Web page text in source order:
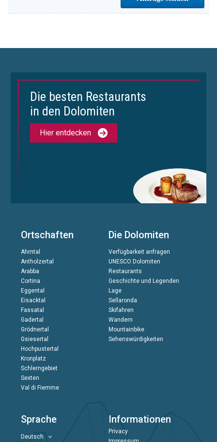
Die besten Restaurants
in den Dolomiten
Hier entdecken
Ortschaften
Ahrntal
Antholzertal
Arabba
Cortina
Eggental
Eisacktal
Fassatal
Gadertal
Grödnertal
Gsiesertal
Hochpustertal
Kronplatz
Schlerngebiet
Sexten
Val di Fiemme
Die Dolomiten
Verfügbarkeit anfragen
UNESCO Dolomiten
Restaurants
Geschichte und Legenden
Lage
Sellaronda
Skifahren
Wandern
Mountainbike
Sehenswürdigkeiten
Sprache
Deutsch
Informationen
Privacy